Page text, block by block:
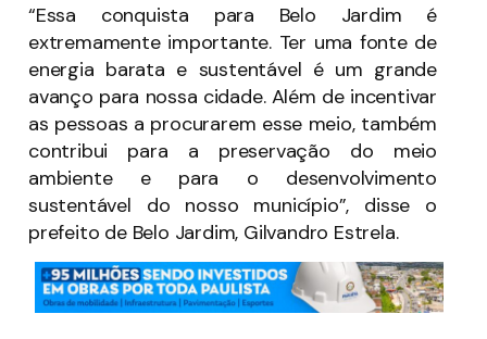
“Essa conquista para Belo Jardim é
extremamente importante. Ter uma fonte de
energia barata e sustentável é um grande
avanço para nossa cidade. Além de incentivar
as pessoas a procurarem esse meio, também
contribui para a preservação do meio
ambiente e para o desenvolvimento
sustentável do nosso município”, disse o
prefeito de Belo Jardim, Gilvandro Estrela.